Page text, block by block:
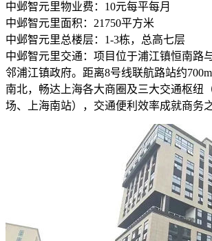
中邺智元里物业费：10元每平每月
中邺智元里面积：21750平方米
中邺智元里总楼层：1-3栋，总高七层
中邺智元里交通：项目位于浦江镇恒南路
邻浦江镇政府。距离8号线联航路站约
南北，畅达上海各大商圈及三大交通枢纽
场、上海南站），交通便利效率成就商务之